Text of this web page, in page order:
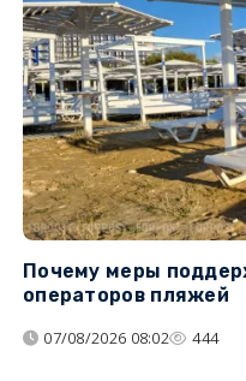
Почему меры
операторов пляжей
07/08/2026 08:02 444